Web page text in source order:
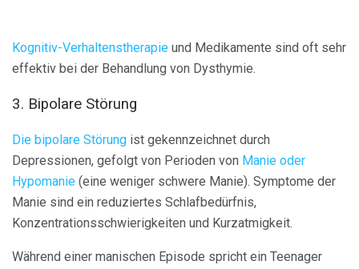
Kognitiv-Verhaltenstherapie und Medikamente sind oft sehr
effektiv bei der Behandlung von Dysthymie.
3. Bipolare Störung
Die bipolare Störung ist gekennzeichnet durch
Depressionen, gefolgt von Perioden von Manie oder
Hypomanie (eine weniger schwere Manie). Symptome der
Manie sind ein reduziertes Schlafbedürfnis,
Konzentrationsschwierigkeiten und Kurzatmigkeit.
Während einer manischen Episode spricht ein Teenager